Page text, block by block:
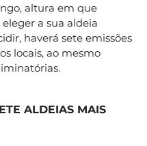
altura em que
a sua aldeia
haverá sete emissões
locais, ao mesmo
ALDEIAS MAIS